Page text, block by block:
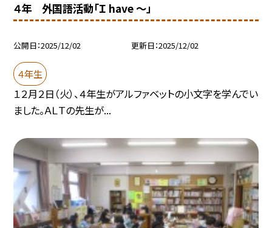
４年 外国語活動「Ｉ have ～」
公開日 2025/12/02 更新日 2025/12/02
４年生
１２月２日（火）、４年生がアルファベットの小文字を学んでい
ました。ＡＬＴの先生が...